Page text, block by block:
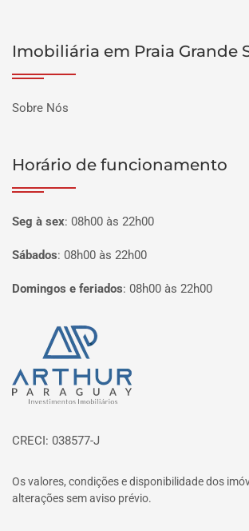
Imobiliária em Praia Grande
Sobre Nós
Horário de funcionamento
Seg à sex: 08h00 às 22h00
Sábados: 08h00 às 22h00
Domingos e feriados: 08h00 às 22h00
Página inicial
CRECI: 038577-J
Os valores, condições e disponibilidade dos
alterações sem aviso prévio.